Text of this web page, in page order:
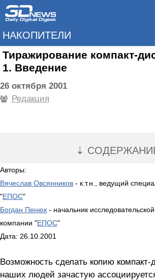
НАКОПИТЕЛИ
Тиражирование компакт-
1. Введение
26 октября 2001
Редакция
⇣
Авторы:
Вячеслав Овсянников - к.т.н., ведущий
"ЕПОС"
Богдан Пенюк - начальник
компании "ЕПОС"
Дата: 26.10.2001
Возможность сделать копию компакт-
наших людей зачастую